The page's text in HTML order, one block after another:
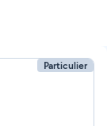
Particulier